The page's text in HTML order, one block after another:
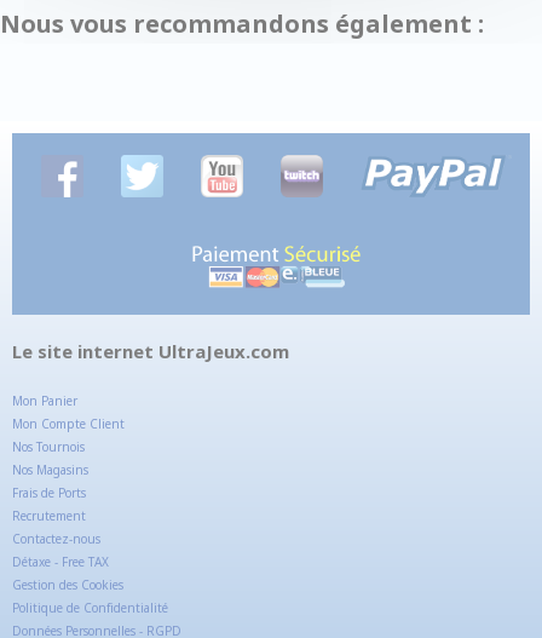
Nous vous recommandons également :
Le site internet UltraJeux.com
Mon Panier
Mon Compte Client
Nos Tournois
Nos Magasins
Frais de Ports
Recrutement
Contactez-nous
Détaxe - Free TAX
Gestion des Cookies
Politique de Confidentialité
Données Personnelles - RGPD